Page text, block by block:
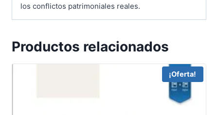
los conflictos patrimoniales reales.
Productos relacionados
¡Oferta!